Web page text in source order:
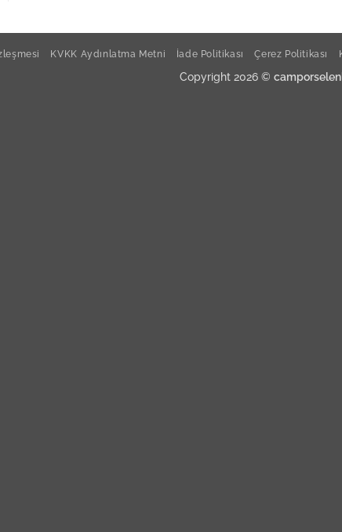
KVKK Aydınlatma Metni İade Politikası Çerez Politikası
Copyright 2026 ©